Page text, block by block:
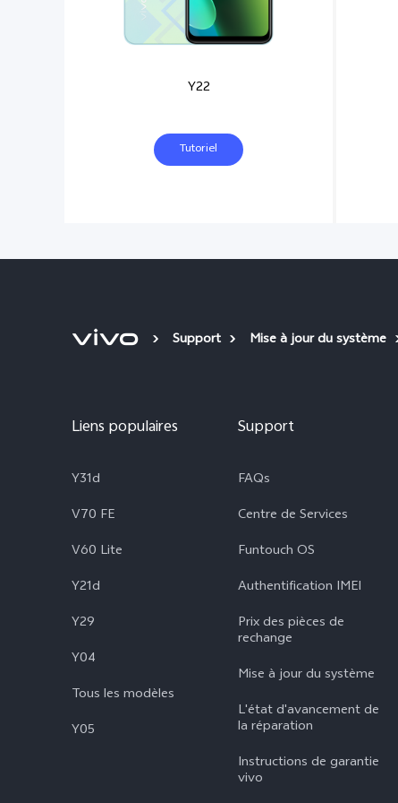
Y22
Tutoriel
Support Mise à jour du système
Liens populaires
Y31d
V70 FE
V60 Lite
Y21d
Y29
Y04
Tous les modèles
Y05
Support
FAQs
Centre de Services
Funtouch OS
Authentification IMEI
Prix des pièces de
rechange
Mise à jour du système
L'état d'avancement de
la réparation
Instructions de garantie
vivo